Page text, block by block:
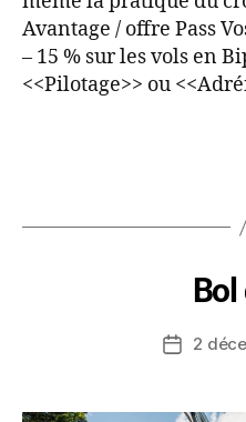
Avantage / offre Pass
– 15 % sur les vols en
<<Pilotage>> ou
Bol
2